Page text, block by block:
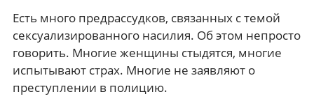
Есть много предрассудков, связанных с темой
сексуализированного насилия. Об этом непросто
говорить. Многие женщины стыдятся, многие
испытывают страх. Многие не заявляют о
преступлении в полицию.